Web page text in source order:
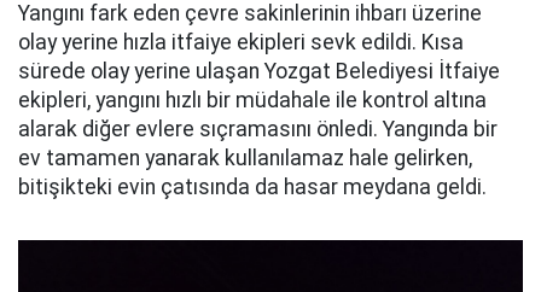
Yangını fark eden çevre sakinlerinin ihbarı üzerine
olay yerine hızla itfaiye ekipleri sevk edildi. Kısa
sürede olay yerine ulaşan Yozgat Belediyesi İtfaiye
ekipleri, yangını hızlı bir müdahale ile kontrol altına
alarak diğer evlere sıçramasını önledi. Yangında bir
ev tamamen yanarak kullanılamaz hale gelirken,
bitişikteki evin çatısında da hasar meydana geldi.